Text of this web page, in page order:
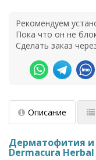
Рекомендуем
Пока что он не
Сделать заказ
Описание
Дерматофития
Dermacura